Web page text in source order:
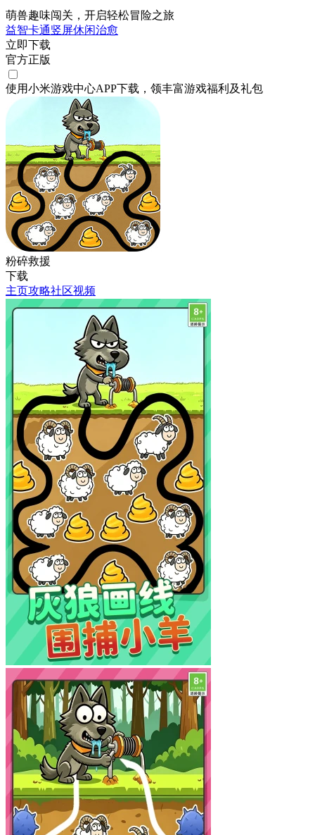
萌兽趣味闯关，开启轻松冒险之旅
益智卡通竖屏休闲治愈
立即下载
官方正版
使用小米游戏中心APP下载 ，领丰富游戏福利 及礼包
粉碎救援
下载
主页攻略社区视频